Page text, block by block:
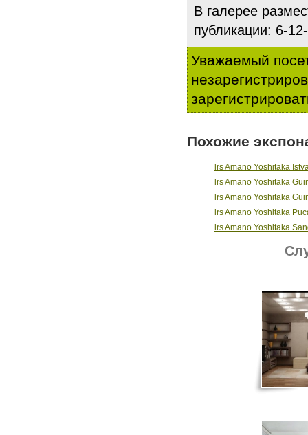
В галерее
публикации: 6-
Уважаемый
Похожие
lrs Amano Yoshitaka
lrs Amano Yoshitaka
lrs Amano Yoshitaka
lrs Amano Yoshitaka
lrs Amano Yoshitaka